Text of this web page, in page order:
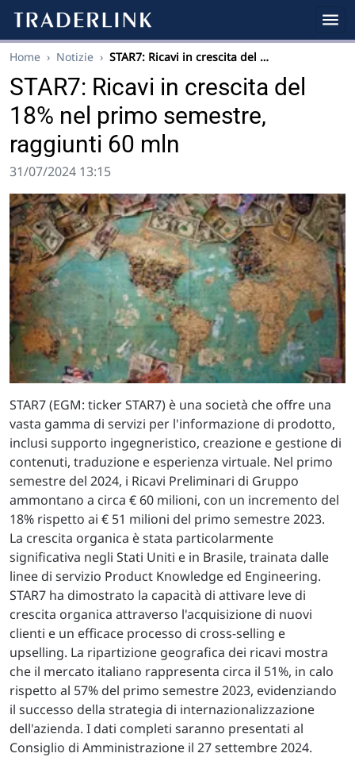
Home › Notizie › STAR7: Ricavi in crescita del …
STAR7: Ricavi in crescita del
18% nel primo semestre,
raggiunti 60 mln
31/07/2024 13:15
STAR7 (EGM: ticker STAR7) è una società che offre una
vasta gamma di servizi per l'informazione di prodotto,
inclusi supporto ingegneristico, creazione e gestione di
contenuti, traduzione e esperienza virtuale. Nel primo
semestre del 2024, i Ricavi Preliminari di Gruppo
ammontano a circa € 60 milioni, con un incremento del
18% rispetto ai € 51 milioni del primo semestre 2023.
La crescita organica è stata particolarmente
significativa negli Stati Uniti e in Brasile, trainata dalle
linee di servizio Product Knowledge ed Engineering.
STAR7 ha dimostrato la capacità di attivare leve di
crescita organica attraverso l'acquisizione di nuovi
clienti e un efficace processo di cross-selling e
upselling. La ripartizione geografica dei ricavi mostra
che il mercato italiano rappresenta circa il 51%, in calo
rispetto al 57% del primo semestre 2023, evidenziando
il successo della strategia di internazionalizzazione
dell'azienda. I dati completi saranno presentati al
Consiglio di Amministrazione il 27 settembre 2024.